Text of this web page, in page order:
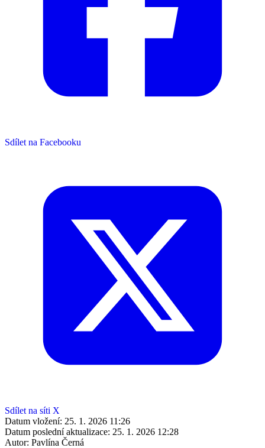
Sdílet na Facebooku
Sdílet na síti X
Datum vložení: 25. 1. 2026 11:26
Datum poslední aktualizace: 25. 1. 2026 12:28
Autor: Pavlína Černá